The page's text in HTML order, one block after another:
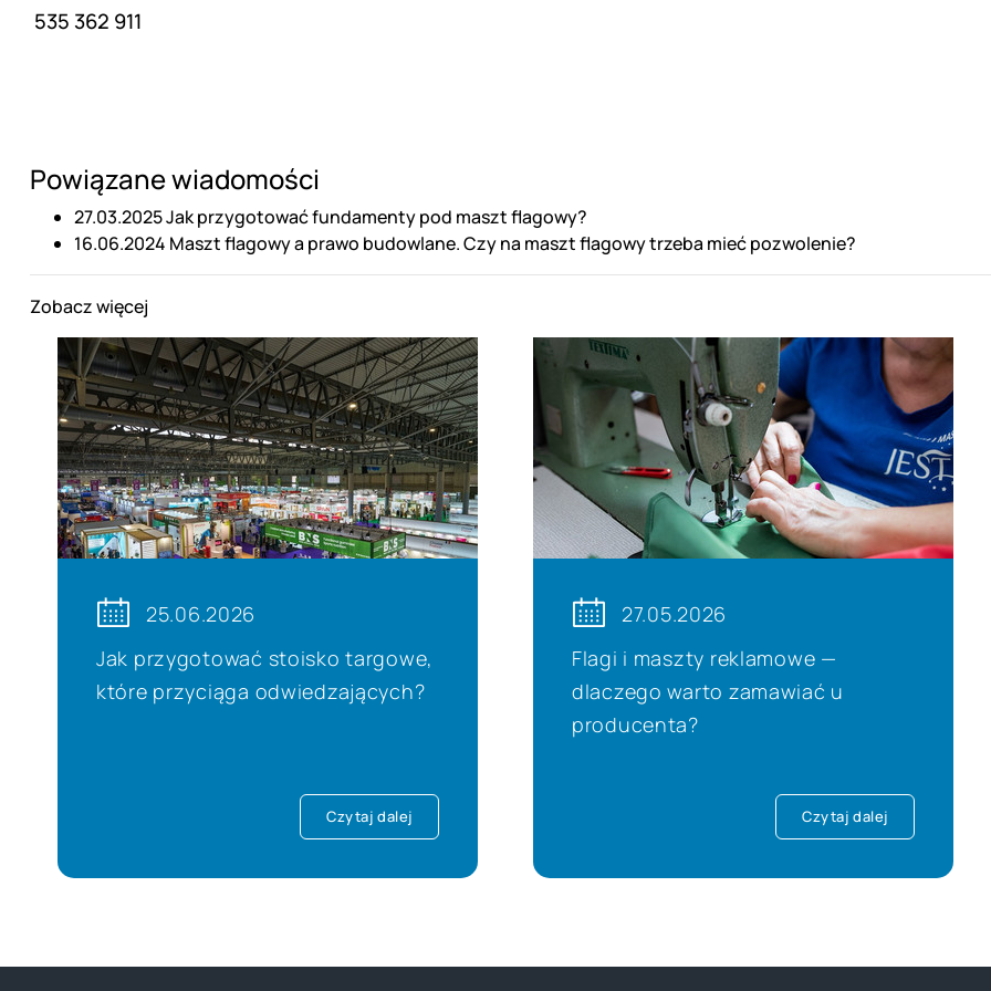
535 362 911
Powiązane wiadomości
27.03.2025Jak przygotować fundamenty pod maszt flagowy?
16.06.2024 Maszt flagowy a prawo budowlane. Czy na maszt flagowy trzeba mieć pozwolenie?
Zobacz więcej
25.06.2026
Jak przygotować stoisko targowe,
które przyciąga odwiedzających?
Czytaj dalej
27.05.2026
Flagi i maszty reklamowe —
dlaczego warto zamawiać u
producenta?
Czytaj dalej